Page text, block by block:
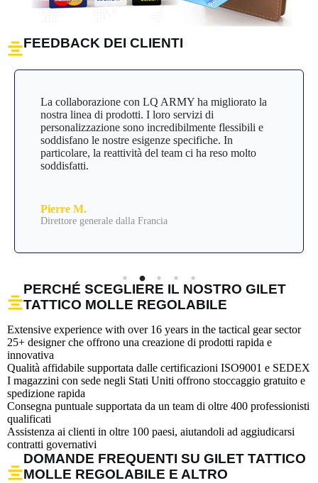
FEEDBACK DEI CLIENTI
La collaborazione con LQ ARMY ha migliorato la
nostra linea di prodotti. I loro servizi di
personalizzazione sono incredibilmente flessibili e
soddisfano le nostre esigenze specifiche. In
particolare, la reattività del team ci ha reso molto
soddisfatti.
Pierre M.
Direttore generale dalla Francia
PERCHÉ SCEGLIERE IL NOSTRO GILET
TATTICO MOLLE REGOLABILE
Extensive experience with over 16 years in the tactical gear sector
25+ designer che offrono una creazione di prodotti rapida e
innovativa
Qualità affidabile supportata dalle certificazioni ISO9001 e SEDEX
I magazzini con sede negli Stati Uniti offrono stoccaggio gratuito e
spedizione rapida
Consegna puntuale supportata da un team di oltre 400 professionisti
qualificati
Assistenza ai clienti in oltre 100 paesi, aiutandoli ad aggiudicarsi
contratti governativi
DOMANDE FREQUENTI SU GILET TATTICO
MOLLE REGOLABILE E ALTRO